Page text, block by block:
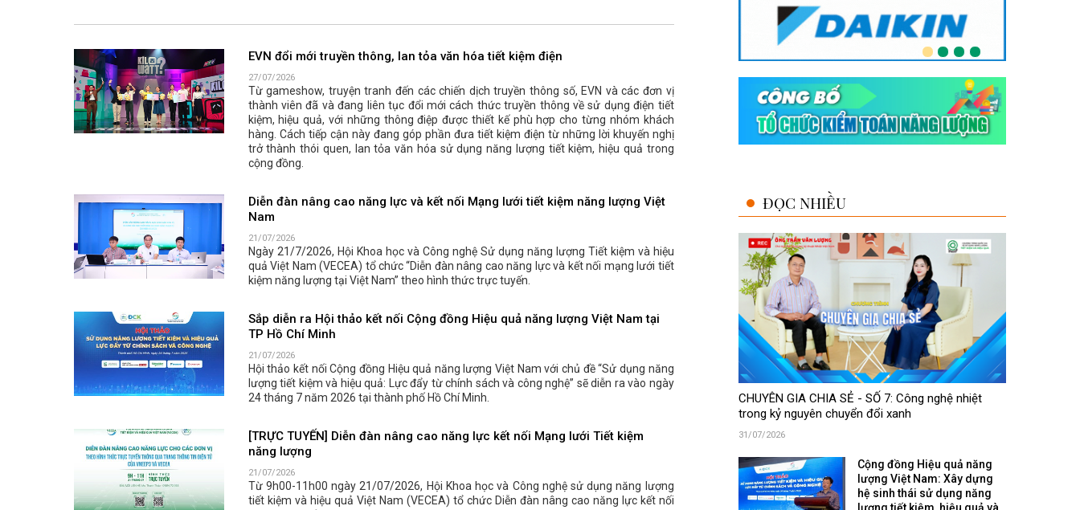
EVN đổi mới truyền thông, lan tỏa văn hóa tiết kiệm điện
27/07/2026
Từ gameshow, truyện tranh đến các chiến dịch truyền thông số, EVN và các đơn vị
thành viên đã và đang liên tục đổi mới cách thức truyền thông về sử dụng điện tiết
kiệm, hiệu quả, với những thông điệp được thiết kế phù hợp cho từng nhóm khách
hàng. Cách tiếp cận này đang góp phần đưa tiết kiệm điện từ những lời khuyến nghị
trở thành thói quen, lan tỏa văn hóa sử dụng năng lượng tiết kiệm, hiệu quả trong
cộng đồng.
Diễn đàn nâng cao năng lực và kết nối Mạng lưới tiết kiệm năng lượng Việt
Nam
21/07/2026
Ngày 21/7/2026, Hội Khoa học và Công nghệ Sử dụng năng lượng Tiết kiệm và hiệu
quả Việt Nam (VECEA) tổ chức “Diễn đàn nâng cao năng lực và kết nối mạng lưới tiết
kiệm năng lượng tại Việt Nam” theo hình thức trực tuyến.
Sắp diễn ra Hội thảo kết nối Cộng đồng Hiệu quả năng lượng Việt Nam tại
TP Hồ Chí Minh
21/07/2026
Hội thảo kết nối Cộng đồng Hiệu quả năng lượng Việt Nam với chủ đề “Sử dụng năng
lượng tiết kiệm và hiệu quả: Lực đẩy từ chính sách và công nghệ” sẽ diễn ra vào ngày
24 tháng 7 năm 2026 tại thành phố Hồ Chí Minh.
[TRỰC TUYẾN] Diễn đàn nâng cao năng lực kết nối Mạng lưới Tiết kiệm
năng lượng
21/07/2026
Từ 9h00-11h00 ngày 21/07/2026, Hội Khoa học và Công nghệ sử dụng năng lượng
tiết kiệm và hiệu quả Việt Nam (VECEA) tổ chức Diễn đàn nâng cao năng lực kết nối
ĐỌC NHIỀU
CHUYÊN GIA CHIA SẺ - SỐ 7: Công nghệ nhiệt
trong kỷ nguyên chuyển đổi xanh
31/07/2026
Cộng đồng Hiệu quả năng
lượng Việt Nam: Xây dựng
hệ sinh thái sử dụng năng